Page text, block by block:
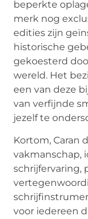
beperkte
merk nog
edities zijn
historische
gekoesterd
wereld. Het
een van deze
van verfijnde
jezelf te
Kortom, Caran
vakmanschap,
schrijfervaring,
voor iedereen